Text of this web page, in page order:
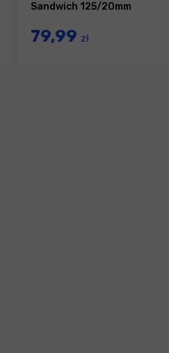
Sandwich 125/20mm
79,99 zł